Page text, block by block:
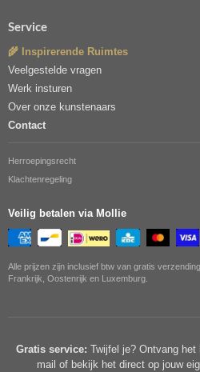
Service
🌾 Inspirerende Ruimtes
Veelgestelde vragen
Werk insturen
Over onze kunstenaars
Contact
Herroepingsrecht
Klachtenregeling
Veilig betalen via Mollie
Alle prijzen zijn inclusief btw van gratis
Frankrijk, Oostenrijk en Luxemburg.
Gratis service: Twijfel je? Ontvang
mail of bekijk het direct op jouw